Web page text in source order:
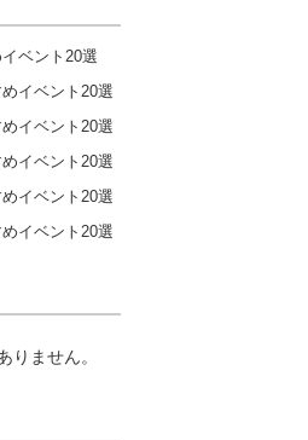
ベント20選
イベント20選
イベント20選
イベント20選
イベント20選
イベント20選
りません。